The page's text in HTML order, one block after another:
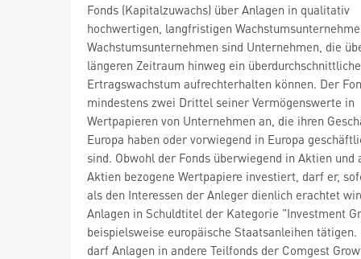
Fonds (Kapitalzuwachs) über Anlagen in qualitativ
hochwertigen, langfristigen
Wachstumsunternehmen sind Unternehmen, die
längeren Zeitraum hinweg ein
Ertragswachstum aufrechterhalten können. Der
mindestens zwei Drittel seiner Vermögenswerte in
Wertpapieren von Unternehmen an, die ihren
Europa haben oder vorwiegend in Europa
sind. Obwohl der Fonds überwiegend in Aktien und
Aktien bezogene Wertpapiere investiert, darf er,
als den Interessen der Anleger dienlich erachtet
Anlagen in Schuldtitel der Kategorie "Investment
beispielsweise europäische Staatsanleihen tätigen.
darf Anlagen in andere Teilfonds der Comgest